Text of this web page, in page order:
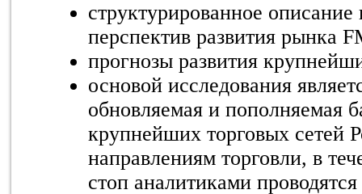
структурированное
перспектив развития рынка
прогнозы развития
основой исследования
обновляемая и пополняемая
крупнейших торговых сетей
направлениям торговли, в
стоп аналитиками